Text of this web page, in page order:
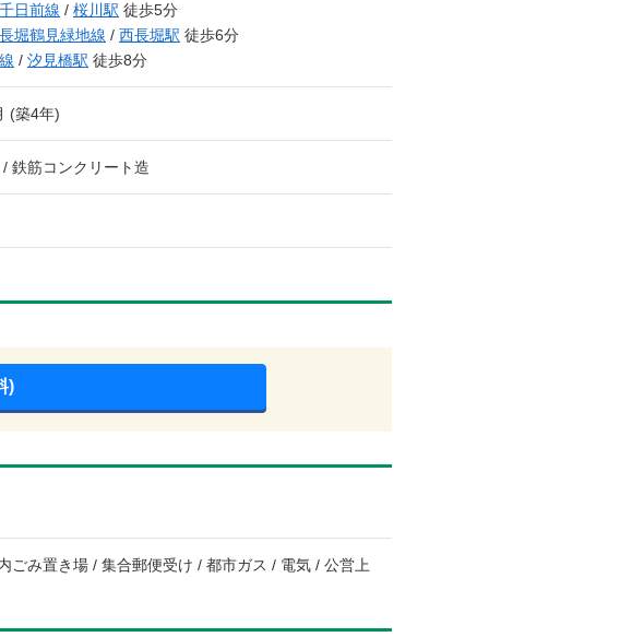
日前線 / 桜川駅 徒歩5分
堀鶴見緑地線 / 西長堀駅 徒歩6分
/ 汐見橋駅 徒歩8分
(築4年)
鉄筋コンクリート造
)
ごみ置き場 / 集合郵便受け / 都市ガス / 電気 / 公営上